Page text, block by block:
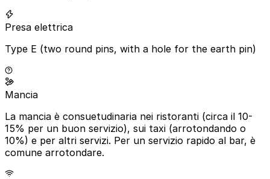
Presa elettrica
Type E (two round pins, with a hole for the earth pin)
Mancia
La mancia è consuetudinaria nei ristoranti (circa il 10-
15% per un buon servizio), sui taxi (arrotondando o
10%) e per altri servizi. Per un servizio rapido al bar, è
comune arrotondare.